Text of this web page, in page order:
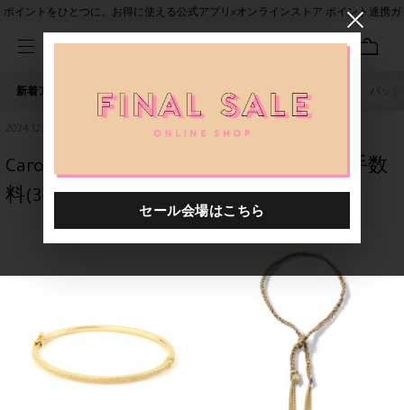
ポイントをひとつに。お得に使える公式アプリ×オンラインストア ポイント連携ガ
新着アイテム 人気ワード セール 40th限定 バッグ
2024.12.01
Carolina Bucci の至極の逸品／分割払い手数
料(3~10回)無料キャンペーン